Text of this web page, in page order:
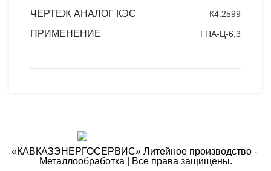
ЧЕРТЕЖ АНАЛОГ КЭС К4.2599
ПРИМЕНЕНИЕ ГПА-Ц-6,3
«КАВКАЗЭНЕРГОСЕРВИС» ​Литейное производство - ​
Металлообработка | Все права защищены.